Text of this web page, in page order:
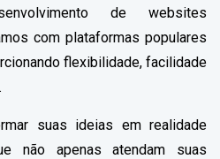
de websites
com plataformas populares
flexibilidade, facilidade
suas ideias em realidade
não apenas atendam suas